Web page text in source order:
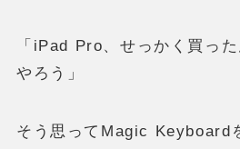
「iPad Pro、せっかく買っ
やろう」
そう思ってMagic Keyboard